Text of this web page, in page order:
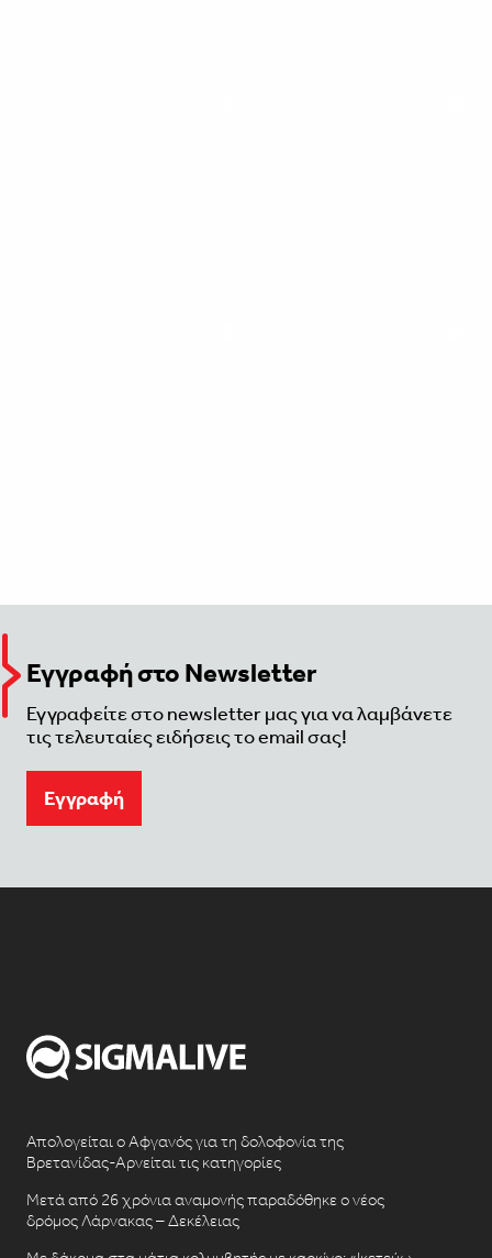
Εγγραφή στο Newsletter
Εγγραφείτε στο newsletter μας για να λαμβάνετε
τις τελευταίες ειδήσεις το email σας!
Eγγραφή
Απολογείται ο Αφγανός για τη δολοφονία της
Βρετανίδας-Αρνείται τις κατηγορίες
Μετά από 26 χρόνια αναμονής παραδόθηκε ο νέος
δρόμος Λάρνακας – Δεκέλειας